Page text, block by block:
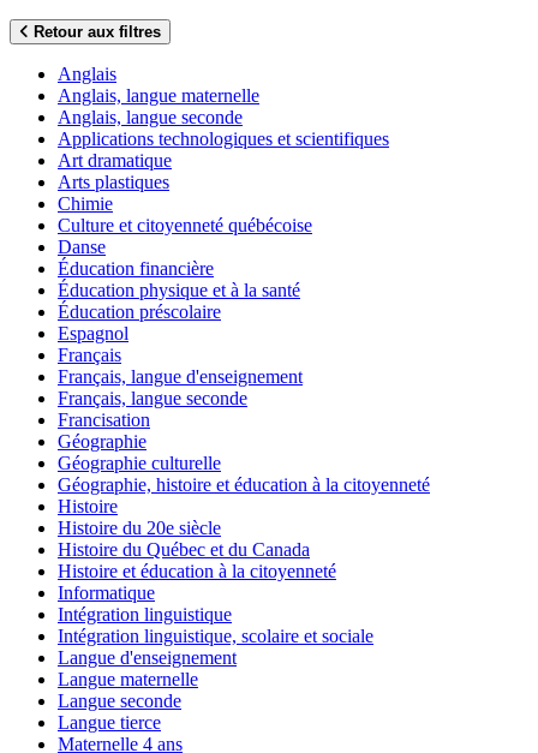
Retour aux filtres
Anglais
Anglais, langue maternelle
Anglais, langue seconde
Applications technologiques et scientifiques
Art dramatique
Arts plastiques
Chimie
Culture et citoyenneté québécoise
Danse
Éducation financière
Éducation physique et à la santé
Éducation préscolaire
Espagnol
Français
Français, langue d'enseignement
Français, langue seconde
Francisation
Géographie
Géographie culturelle
Géographie, histoire et éducation à la citoyenneté
Histoire
Histoire du 20e siècle
Histoire du Québec et du Canada
Histoire et éducation à la citoyenneté
Informatique
Intégration linguistique
Intégration linguistique, scolaire et sociale
Langue d'enseignement
Langue maternelle
Langue seconde
Langue tierce
Maternelle 4 ans